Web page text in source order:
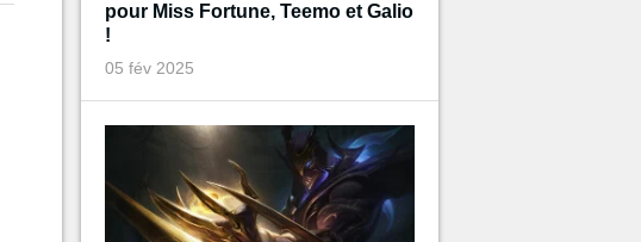
pour Miss Fortune, Teemo et Galio
!
05 fév 2025